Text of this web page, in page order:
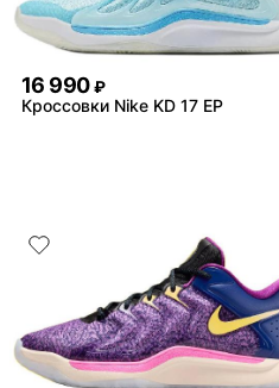
16 990 ₽
Кроссовки Nike KD 17 EP